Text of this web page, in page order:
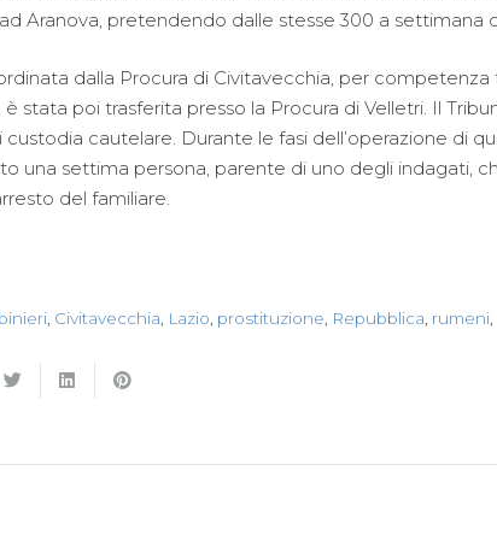
Aranova, pretendendo dalle stesse 300 a settimana
dalla Procura di Civitavecchia, per
stata poi trasferita presso la Procura di Velletri. Il
custodia cautelare. Durante le fasi dell’operazione di
una settima persona, parente di uno degli indagati,
del familiare.
, Civitavecchia Lazio prostituzione Repubblica rumeni,